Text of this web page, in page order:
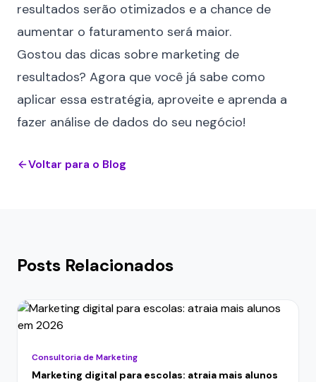
resultados serão otimizados e a chance de
aumentar o faturamento será maior.
Gostou das dicas sobre marketing de
resultados? Agora que você já sabe como
aplicar essa estratégia, aproveite e aprenda a
fazer análise de dados do seu negócio!
Voltar para o Blog
Posts Relacionados
Consultoria de Marketing
Marketing digital para escolas: atraia mais alunos